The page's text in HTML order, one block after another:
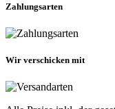
Zahlungsarten
Wir verschicken mit